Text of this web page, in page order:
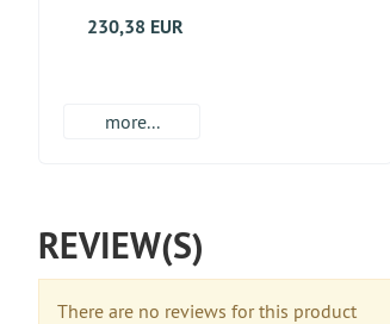
230,38 EUR
more...
REVIEW(S)
There are no reviews for this product